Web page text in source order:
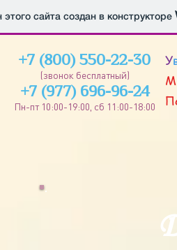
этого сайта создан в конструкторе
+7 (800) 550-22-30
(звонок бесплатный)
+7 (977) 696-96-24
Пн-пт 10:00-19:00, сб 11:00-18:00
У